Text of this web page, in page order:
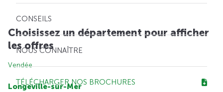
CONSEILS
NOUS CONNAÎTRE
TÉLÉCHARGER NOS BROCHURES
Choisissez un département pour afficher
les offres
Vendée
Longeville-sur-Mer